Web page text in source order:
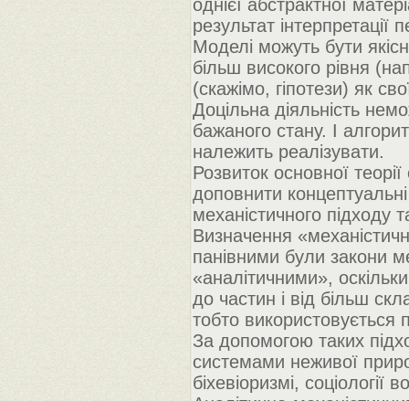
однієї абстрактної
результат
Моделі можуть бути
більш високого рівня
(скажімо, гіпотези) як
Доцільна діяльність
бажаного стану. І
належить реалізувати.
Розвиток основної
доповнити
механістичного підходу
Визначення
панівними були закони
«аналітичними»,
до частин і від більш
тобто використовується
За допомогою таких
системами неживої
біхевіоризмі, соціології